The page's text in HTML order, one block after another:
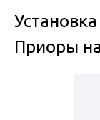
Приоры